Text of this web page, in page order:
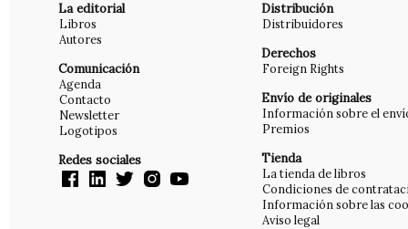
La editorial
Libros
Autores
Comunicación
Agenda
Contacto
Newsletter
Logotipos
Redes sociales
Distribución
Distribuidores
Derechos
Foreign Rights
Envío de originales
Información sobre el
Premios
Tienda
La tienda de libros
Condiciones de
Información sobre las
Aviso legal